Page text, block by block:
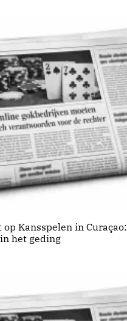
op Kansspelen in Curaçao:
het geding